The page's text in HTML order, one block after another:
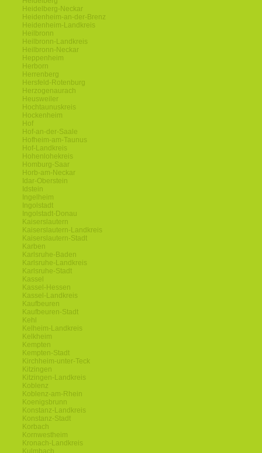
Heidelberg-Neckar
Heidenheim-an-der-Brenz
Heidenheim-Landkreis
Heilbronn
Heilbronn-Landkreis
Heilbronn-Neckar
Heppenheim
Herborn
Herrenberg
Hersfeld-Rotenburg
Herzogenaurach
Heusweiler
Hochtaunuskreis
Hockenheim
Hof
Hof-an-der-Saale
Hofheim-am-Taunus
Hof-Landkreis
Hohenlohekreis
Homburg-Saar
Horb-am-Neckar
Idar-Oberstein
Idstein
Ingelheim
Ingolstadt
Ingolstadt-Donau
Kaiserslautern
Kaiserslautern-Landkreis
Kaiserslautern-Stadt
Karben
Karlsruhe-Baden
Karlsruhe-Landkreis
Karlsruhe-Stadt
Kassel
Kassel-Hessen
Kassel-Landkreis
Kaufbeuren
Kaufbeuren-Stadt
Kehl
Kelheim-Landkreis
Kelkheim
Kempten
Kempten-Stadt
Kirchheim-unter-Teck
Kitzingen
Kitzingen-Landkreis
Koblenz
Koblenz-am-Rhein
Koenigsbrunn
Konstanz-Landkreis
Konstanz-Stadt
Korbach
Kornwestheim
Kronach-Landkreis
Kulmbach